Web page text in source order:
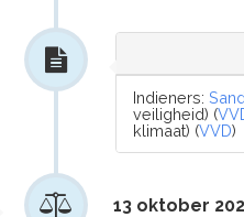
Indieners:
veiligheid) (
klimaat) (VVD)
13 oktober